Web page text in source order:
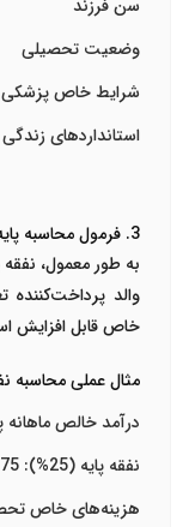
سن فرزند
وضعیت تحصیلی
شرایط خاص پزشکی
استانداردهای
3. فرمول محاسبه پایه نفقه
والد
خاص قابل افزایش
مثال عملی محاسبه
درآمد خالص ماهانه پدر: 15
نفقه پایه (25%): 3.75 میلیون تومان
هزینه‌های خاص تحصیلی: 1.5